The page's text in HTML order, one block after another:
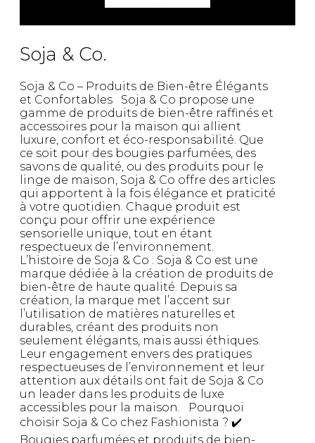
Soja & Co.
Soja & Co – Produits de Bien-être Élégants
et Confortables Soja & Co propose une
gamme de produits de bien-être raffinés et
accessoires pour la maison qui allient
luxure, confort et éco-responsabilité. Que
ce soit pour des bougies parfumées, des
savons de qualité, ou des produits pour le
linge de maison, Soja & Co offre des articles
qui apportent à la fois élégance et praticité
à votre quotidien. Chaque produit est
conçu pour offrir une expérience
sensorielle unique, tout en étant
respectueux de l’environnement.
L’histoire de Soja & Co : Soja & Co est une
marque dédiée à la création de produits de
bien-être de haute qualité. Depuis sa
création, la marque met l’accent sur
l’utilisation de matières naturelles et
durables, créant des produits non
seulement élégants, mais aussi éthiques.
Leur engagement envers des pratiques
respectueuses de l’environnement et leur
attention aux détails ont fait de Soja & Co
un leader dans les produits de luxe
accessibles pour la maison. Pourquoi
choisir Soja & Co chez Fashionista ? ✔️
Bougies parfumées et produits de bien-